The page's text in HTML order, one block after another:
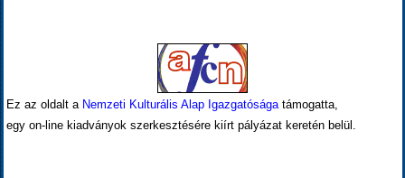
Ez az oldalt a Nemzeti Kulturális Alap Igazgatóságatámogatta,
egy on-line kiadványok szerkesztésére kiírt pályázat keretén belül.